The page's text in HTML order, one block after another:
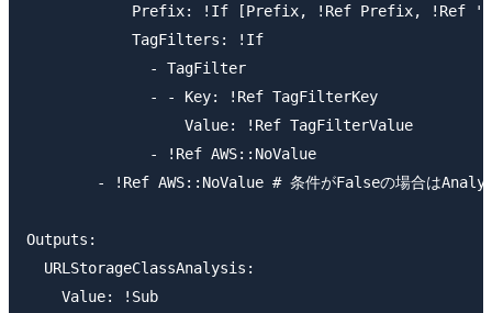
Prefix: !If [Prefix, !Ref Prefix, !Ref
            TagFilters: !If
              - TagFilter
              - - Key: !Ref TagFilterKey
                  Value: !Ref TagFilterValue
              - !Ref AWS::NoValue
- !Ref AWS::NoValue # 条件がFalseの場合は
Outputs:
  URLStorageClassAnalysis:
    Value: !Sub